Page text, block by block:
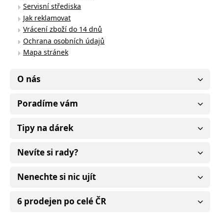
Servisní střediska
Jak reklamovat
Vrácení zboží do 14 dnů
Ochrana osobních údajů
Mapa stránek
O nás
Poradíme vám
Tipy na dárek
Nevíte si rady?
Nenechte si nic ujít
6 prodejen po celé ČR